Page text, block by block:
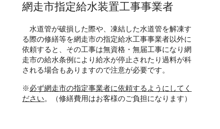
網走市指定給水装置工事事業者
水道管が破損した際や、凍結した水道管を解凍す
る際の修繕等を網走市の指定給水工事事業者以外に
依頼すると、その工事は無資格・無届工事になり網
走市の給水条例により給水が停止されたり過料が科
される場合もありますので注意が必要です。
※必ず網走市の指定事業者に依頼するようにしてく
ださい。（修繕費用はお客様のご負担になります）